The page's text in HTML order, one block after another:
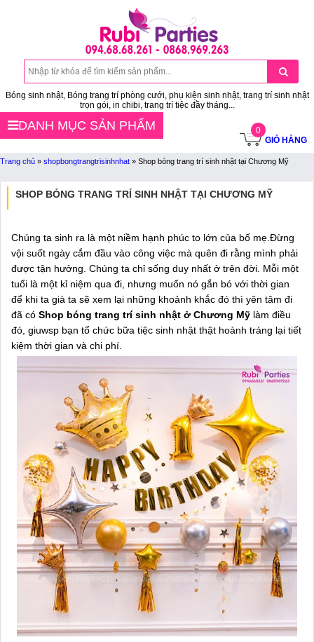
Bóng sinh nhật, Bóng trang trí phòng cưới, phụ kiện sinh nhật, trang trí sinh nhật
trọn gói, in chibi, trang trí tiệc đầy tháng...
0
GIỎ HÀNG
DANH MỤC SẢN PHẨM
Trang chủ » shopbongtrangtrisinhnhat » Shop bóng trang trí sinh nhật tại Chương Mỹ
SHOP BÓNG TRANG TRÍ SINH NHẬT TẠI CHƯƠNG MỸ
Chúng ta sinh ra là một niềm hạnh phúc to lớn của bố mẹ.Đừng
vội suốt ngày cắm đầu vào công việc mà quên đi rằng mình phải
được tận hưởng. Chúng ta chỉ sống duy nhất ở trên đời. Mỗi một
tuổi là một kỉ niệm qua đi, nhưng muốn nó gắn bó với thời gian
để khi ta già ta sẽ xem lại những khoảnh khắc đó thì yên tâm đi
đã có Shop bóng trang trí sinh nhật ở Chương Mỹ làm điều
đó, giuwsp bạn tổ chức bữa tiệc sinh nhật thật hoành tráng lại tiết
kiệm thời gian và chi phí.